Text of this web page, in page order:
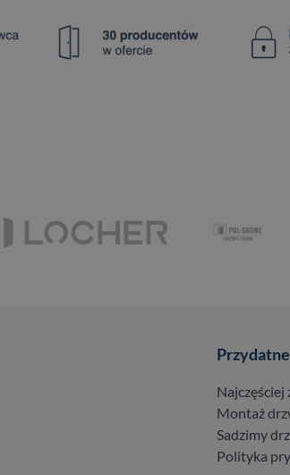
Najczęściej
Montaż
Sadzimy
Polityka